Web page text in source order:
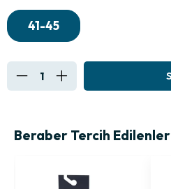
41-45
Beraber Tercih Edilenler